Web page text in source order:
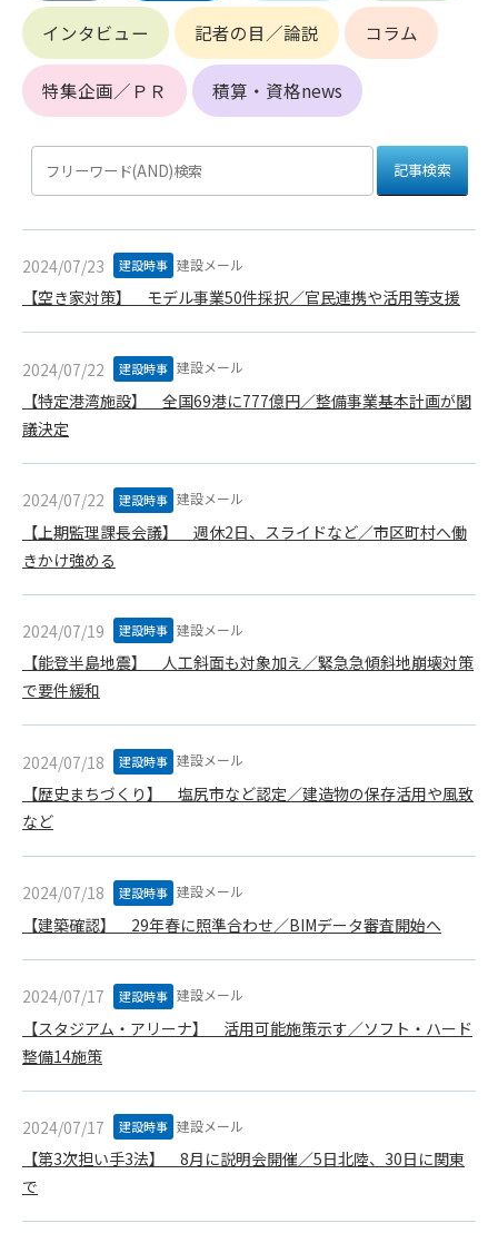
インタビュー 記者の目／論説 コラム
特集企画／ＰＲ 積算・資格news
2024/07/23 建設時事 建設メール
【空き家対策】 モデル事業50件採択／官民連携や活用等支援
2024/07/22 建設時事 建設メール
【特定港湾施設】 全国69港に777億円／整備事業基本計画が閣
議決定
2024/07/22 建設時事 建設メール
【上期監理課長会議】 週休2日、スライドなど／市区町村へ働
きかけ強める
2024/07/19 建設時事 建設メール
【能登半島地震】 人工斜面も対象加え／緊急急傾斜地崩壊対策
で要件緩和
2024/07/18 建設時事 建設メール
【歴史まちづくり】 塩尻市など認定／建造物の保存活用や風致
など
2024/07/18 建設時事 建設メール
【建築確認】 29年春に照準合わせ／BIMデータ審査開始へ
2024/07/17 建設時事 建設メール
【スタジアム・アリーナ】 活用可能施策示す／ソフト・ハード
整備14施策
2024/07/17 建設時事 建設メール
【第3次担い手3法】 8月に説明会開催／5日北陸、30日に関東
で
(2) 本規約に違反した場合/li>
(3) 会員申し込みの際、申告事項に虚偽があった場合
(4) 会員申込者が管理者所定の手続き通りに会員申込手続き処
理を行わなかった場合
(5) その他管理者が会員とすることを不適当と判断した場合
当することが判明した場合、会員資格を取り消すことがあり
ます。
1. 会員は申込の際に管理者が発行したIDおよびパスワードの使
用および管理について責任を負うものとします。
ん。
3. 会員は、IDおよびパスワードの管理不十分、使用上の過誤、
第三者（他の会員を含む）の使用等による損害について責任
を負うものとし、管理者は一切責任を負いません。
第6条（会員の禁止事項）
1. 会員は建設資料館WEB上で以下の行為をしないものとしま
す。
(1) 第三者または管理者の著作権、その他知的所有権を侵害す
る行為
(2) 第三者または管理者の財産、プライバシー等を侵害する行
為
(3) 第三者または管理者を誹謗中傷する行為
(4) 有害なコンピュータプログラム等を送信又は書き込む行為
(5) 第三者に不利益を与える行為
(6) 管理者が承認していない営利を目的とした行為
(7) 公序良俗に反する行為
(8) 犯罪的行為に結びつく行為
(9) その他、法律に反する行為
を、営利を目的として第三者に転売し、または転売のため
に第三者に提供すること
恐れのあるものは、会員の承諾なく削除できるものとします。
(1) 登録されている情報が、第6条の定める禁止事項に該当する
と管理者が、判断した場合
(4) その他、管理者が不適当と判断した場合
廃止を含み)し、本サービスの運営を中止または廃止することが